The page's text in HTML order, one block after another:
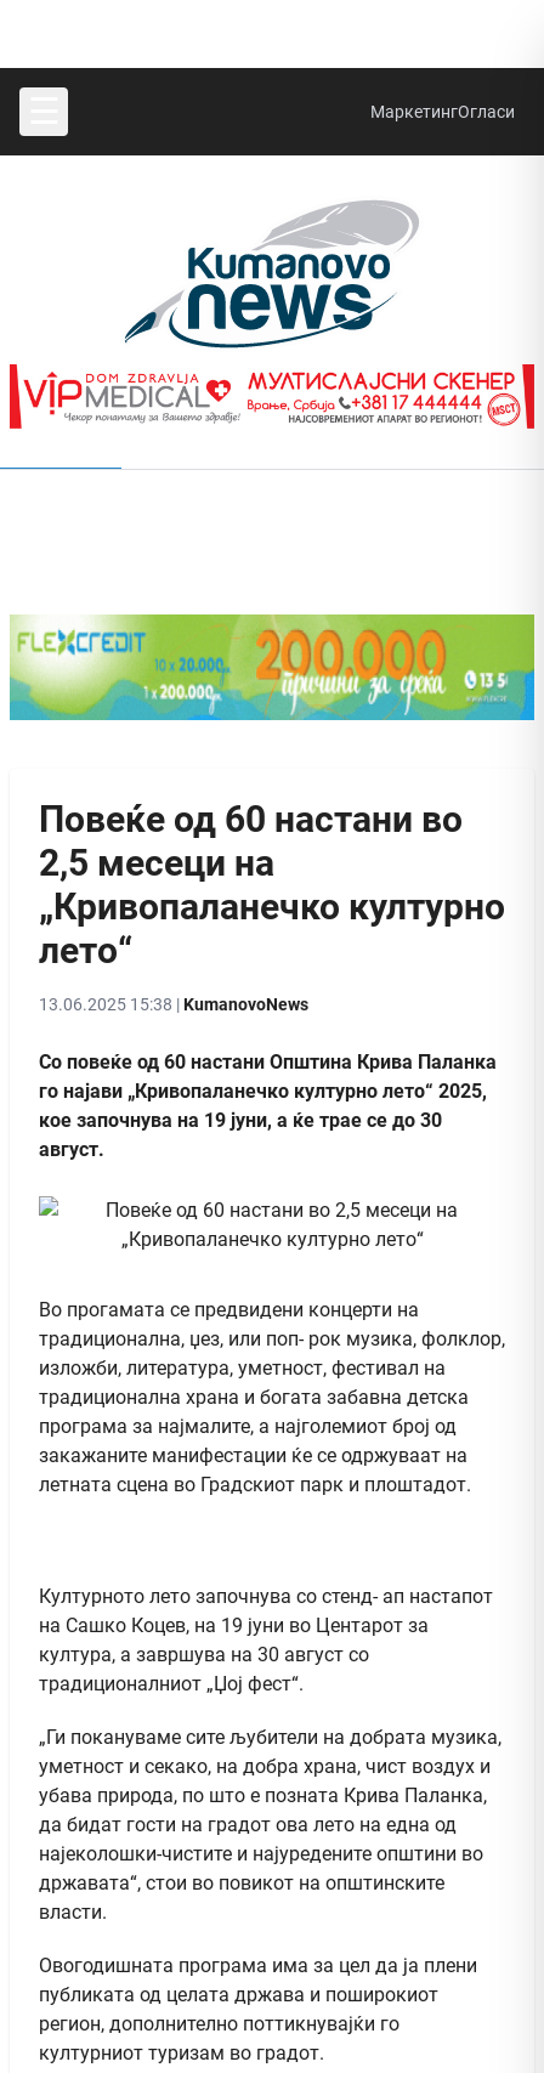
МаркетингОгласи
Повеќе од 60 настани во
2,5 месеци на
„Кривопаланечко културно
лето“
13.06.2025 15:38 |KumanovoNews
Со повеќе од 60 настани Општина Крива Паланка
го најави „Кривопаланечко културно лето“ 2025,
кое започнува на 19 јуни, а ќе трае се до 30
август.
Во прогамата се предвидени концерти на
традиционална, џез, или поп- рок музика, фолклор,
изложби, литература, уметност, фестивал на
традиционална храна и богата забавна детска
програма за најмалите, а најголемиот број од
закажаните манифестации ќе се одржуваат на
летната сцена во Градскиот парк и плоштадот.
Културното лето започнува со стенд- ап настапот
на Сашко Коцев, на 19 јуни во Центарот за
култура, а завршува на 30 август со
традиционалниот „Џој фест“.
„Ги покануваме сите љубители на добрата музика,
уметност и секако, на добра храна, чист воздух и
убава природа, по што е позната Крива Паланка,
да бидат гости на градот ова лето на една од
најеколошки-чистите и најуредените општини во
државата“, стои во повикот на општинските
власти.
Овогодишната програма има за цел да ја плени
публиката од целата држава и поширокиот
регион, дополнително поттикнувајќи го
културниот туризам во градот.